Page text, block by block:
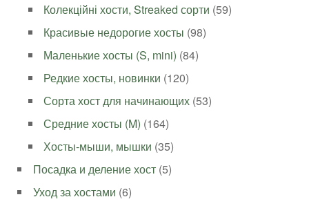
Колекційні хости, Streaked сорти (59)
Красивые недорогие хосты (98)
Маленькие хосты (S, mini) (84)
Редкие хосты, новинки (120)
Сорта хост для начинающих (53)
Средние хосты (M) (164)
Хосты-мыши, мышки (35)
Посадка и деление хост (5)
Уход за хостами (6)